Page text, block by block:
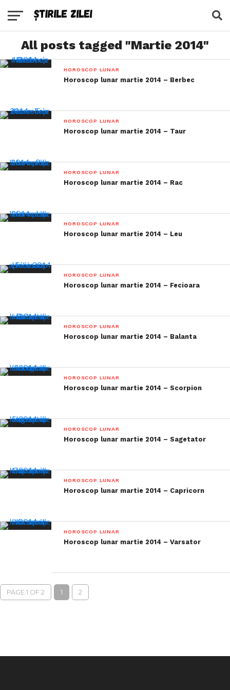
All posts tagged "Martie 2014"
HOROSCOP LUNAR
Horoscop lunar martie 2014 – Berbec
HOROSCOP LUNAR
Horoscop lunar martie 2014 – Taur
HOROSCOP LUNAR
Horoscop lunar martie 2014 – Rac
HOROSCOP LUNAR
Horoscop lunar martie 2014 – Leu
HOROSCOP LUNAR
Horoscop lunar martie 2014 – Fecioara
HOROSCOP LUNAR
Horoscop lunar martie 2014 – Balanta
HOROSCOP LUNAR
Horoscop lunar martie 2014 – Scorpion
HOROSCOP LUNAR
Horoscop lunar martie 2014 – Sagetator
HOROSCOP LUNAR
Horoscop lunar martie 2014 – Capricorn
HOROSCOP LUNAR
Horoscop lunar martie 2014 – Varsator
PAGE 1 OF 2 1 2